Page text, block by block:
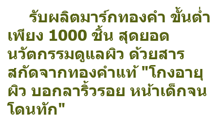
รับผลิตมาร์กทองคำ ขั้นต่ำ
เพียง 1000 ชิ้น สุดยอด
นวัตกรรมดูแลผิว ด้วยสาร
สกัดจากทองคำแท้ "โกงอายุ
ผิว บอกลาริ้วรอย หน้าเด็กจน
โดนทัก"